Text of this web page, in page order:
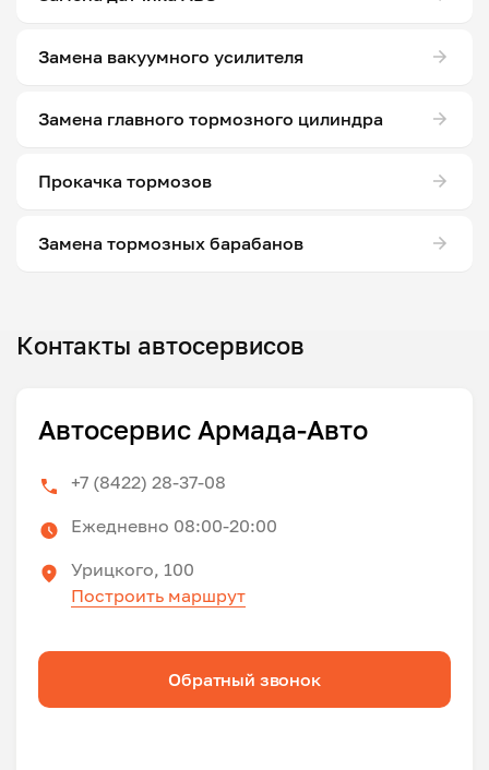
Замена вакуумного усилителя
Замена главного тормозного цилиндра
Прокачка тормозов
Замена тормозных барабанов
Контакты автосервисов
Автосервис Армада-Авто
+7 (8422) 28-37-08
Ежедневно 08:00-20:00
Урицкого, 100
Построить маршрут
Обратный звонок